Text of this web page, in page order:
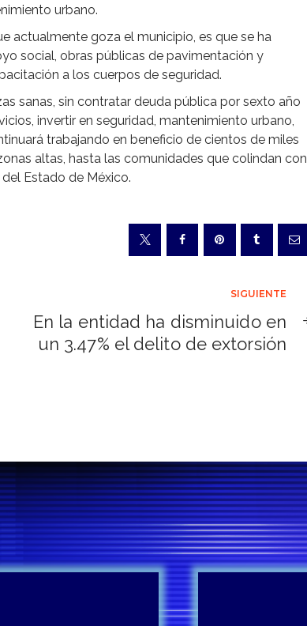
urbano.
actualmente goza el municipio, es que se ha
social, obras públicas de pavimentación y
a los cuerpos de seguridad.
sanas, sin contratar deuda pública por sexto año
invertir en seguridad, mantenimiento urbano,
trabajando en beneficio de cientos de miles
altas, hasta las comunidades que colindan con
Estado de México.
SIGUIENTE
En la entidad ha disminuido en
un 3.47% el delito de extorsión